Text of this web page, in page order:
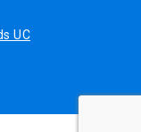
UC